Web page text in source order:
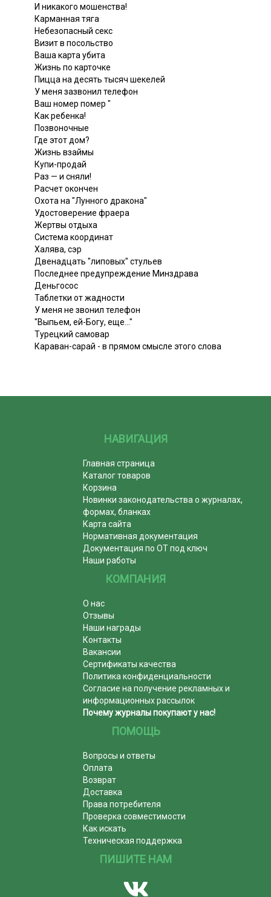
И никакого мошенства!
Карманная тяга
Небезопасный секс
Визит в посольство
Ваша карта убита
Жизнь по карточке
Пицца на десять тысяч шекелей
У меня зазвонил телефон
Ваш номер помер "
Как ребенка!
Позвоночные
Где этот дом?
Жизнь взаймы
Купи-продай
Раз — и сняли!
Расчет окончен
Охота на "Лунного дракона"
Удостоверение фраера
Жертвы отдыха
Система координат
Халява, сэр
Двенадцать "липовых" стульев
Последнее предупреждение Минздрава
Деньгосос
Таблетки от жадности
У меня не звонил телефон
"Выпьем, ей-Богу, еще..."
Турецкий самовар
Караван-сарай - в прямом смысле этого слова
НАВИГАЦИЯ
Главная страница
Каталог товаров
Корзина
Новинки законодательства о журналах,
формах, бланках
Карта сайта
Нормативная документация
Документация по ОТ под ключ
Наши работы
КОМПАНИЯ
О нас
Отзывы
Наши награды
Контакты
Вакансии
Сертификаты качества
Политика конфиденциальности
Согласие на получение рекламных и
информационных рассылок
Почему журналы покупают у нас!
ПОМОЩЬ
Вопросы и ответы
Оплата
Возврат
Доставка
Права потребителя
Проверка совместимости
Как искать
Техническая поддержка
ПИШИТЕ НАМ